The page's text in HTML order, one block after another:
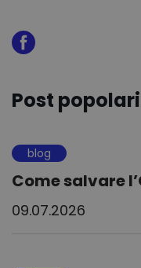
Post popolari
blog
Come salvare
09.07.2026